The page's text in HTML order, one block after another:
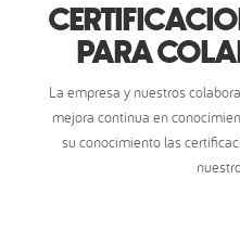
PARA
La empresa y nuestros
mejora continua en
su conocimiento las